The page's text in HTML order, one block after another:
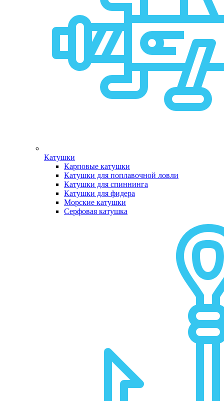
Катушки
Карповые катушки
Катушки для поплавочной ловли
Катушки для спиннинга
Катушки для фидера
Морские катушки
Серфовая катушка